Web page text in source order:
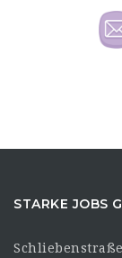
STARKE JOBS